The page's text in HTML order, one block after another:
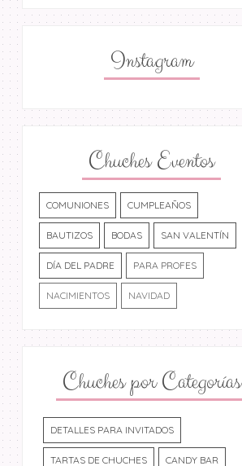
Instagram
Chuches Eventos
COMUNIONES CUMPLEAÑOS
BAUTIZOS BODAS SAN VALENTÍN
DÍA DEL PADRE PARA PROFES
NACIMIENTOS NAVIDAD
Chuches por Categorías
DETALLES PARA INVITADOS
TARTAS DE CHUCHES CANDY BAR